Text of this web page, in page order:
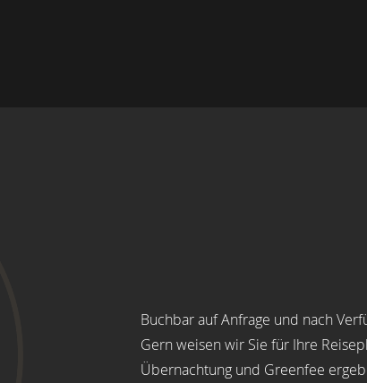
Buchbar auf Anfrage und nach
Gern weisen wir Sie für Ihre
Übernachtung und Greenfee